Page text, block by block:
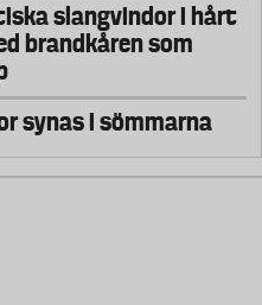
slangvindor i hårt
brandkåren som
synas i sömmarna